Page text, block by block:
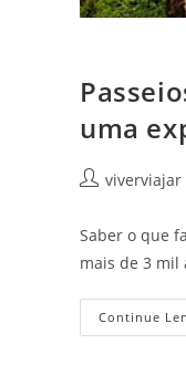
uma
Autor
post:
viverviajar
Saber o que
mais de 3 mil
Continue